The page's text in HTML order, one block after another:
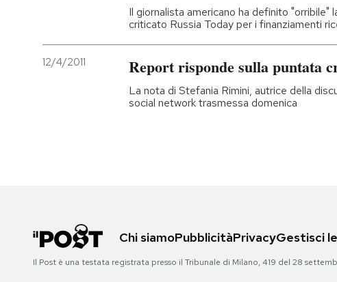
Il giornalista americano ha definito "orribile"
criticato Russia Today per i finanziamenti
12/4/2011 Report risponde sulla puntata
La nota di Stefania Rimini, autrice della
social network trasmessa domenica
Chi siamoPubblicitàPrivacyGestisci
Il Post è una testata registrata presso il Tribunale di Milano, 419 del 28